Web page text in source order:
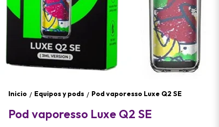
Inicio / Equipos y pods / Pod vaporesso Luxe Q2 SE
Pod vaporesso Luxe Q2 SE